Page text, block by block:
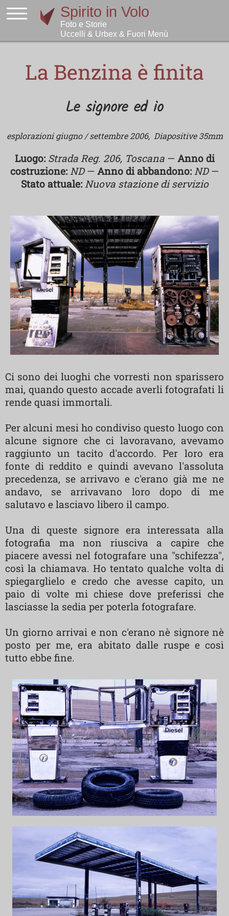
La Benzina è finita
Le signore ed io
esplorazioni giugno / settembre 2006, Diapositive 35mm
Luogo: Strada Reg. 206, Toscana— Anno di
costruzione: ND— Anno di abbandono: ND—
Stato attuale: Nuova stazione di servizio
Ci sono dei luoghi che vorresti non sparissero
mai, quando questo accade averli fotografati li
rende quasi immortali.
Per alcuni mesi ho condiviso questo luogo con
alcune signore che ci lavoravano, avevamo
raggiunto un tacito d'accordo. Per loro era
fonte di reddito e quindi avevano l'assoluta
precedenza, se arrivavo e c'erano già me ne
andavo, se arrivavano loro dopo di me
salutavo e lasciavo libero il campo.
Una di queste signore era interessata alla
fotografia ma non riusciva a capire che
piacere avessi nel fotografare una "schifezza",
così la chiamava. Ho tentato qualche volta di
spiegarglielo e credo che avesse capito, un
paio di volte mi chiese dove preferissi che
lasciasse la sedia per poterla fotografare.
Un giorno arrivai e non c'erano nè signore nè
posto per me, era abitato dalle ruspe e così
tutto ebbe fine.